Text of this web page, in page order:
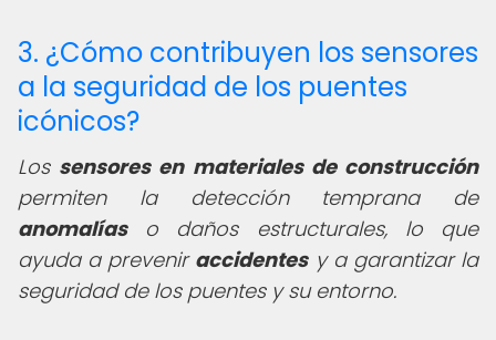
3. ¿Cómo contribuyen los sensores
a la seguridad de los puentes
icónicos?
Los sensores en materiales de construcción
permiten la detección temprana de
anomalíaso daños estructurales, lo que
ayuda a prevenir accidentesy a garantizar la
seguridad de los puentes y su entorno.